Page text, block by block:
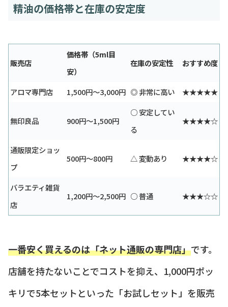
精油の価格帯と在庫の安定度
販売店
価格帯（5ml目
安）
在庫の安定性 おすすめ度
アロマ専門店 1,500円〜3,000円 ◎ 非常に高い ★★★★★
無印良品 900円〜1,500円
○ 安定してい
る
★★★★☆
通販限定ショッ
プ
500円〜800円 △ 変動あり ★★★★☆
バラエティ雑貨
店
1,200円〜2,500円 ○ 普通 ★★★☆☆
一番安く買えるのは「ネット通販の専門店」です。
店舗を持たないことでコストを抑え、1,000円ポッ
キリで5本セットといった「お試しセット」を販売